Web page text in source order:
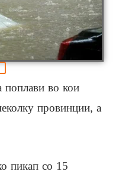
поплави во кои
провинции, а
пикап со 15